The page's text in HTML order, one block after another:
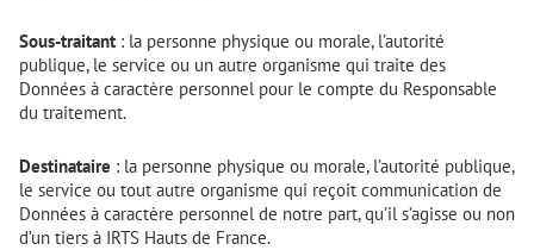
Sous-traitant : la personne physique ou morale, l’autorité
publique, le service ou un autre organisme qui traite des
Données à caractère personnel pour le compte du Responsable
du traitement.
Destinataire : la personne physique ou morale, l’autorité publique,
le service ou tout autre organisme qui reçoit communication de
Données à caractère personnel de notre part, qu’il s’agisse ou non
d’un tiers à IRTS Hauts de France.